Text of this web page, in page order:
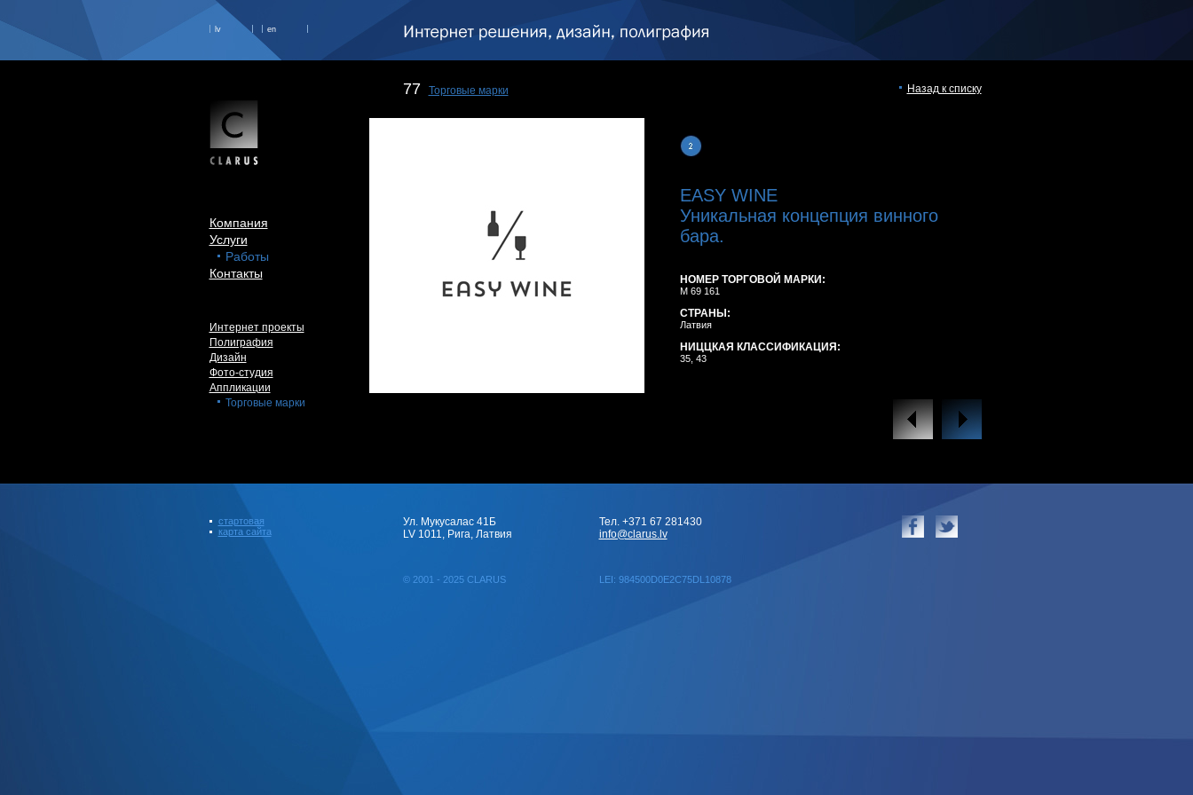
lv en
Компания
Услуги
Работы
Контакты
Интернет проекты
Полиграфия
Дизайн
Фото-студия
Аппликации
Торговые марки
77 Торговые марки Назад к списку
EASY WINE
Уникальная концепция винного
бара.
НОМЕР ТОРГОВОЙ МАРКИ:
M 69 161
СТРАНЫ:
Латвия
НИЦЦКАЯ КЛАССИФИКАЦИЯ:
35, 43
стартовая
карта сайта
Ул. Мукусалас 41Б
LV 1011, Рига, Латвия
© 2001 - 2025 CLARUS LEI: 984500D0E2C75DL10878
Тел. +371 67 281430
info@clarus.lv